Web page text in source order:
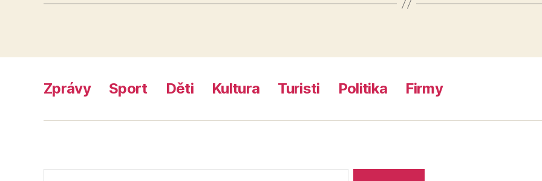
Zprávy Sport Děti Kultura Turisti Politika Firmy